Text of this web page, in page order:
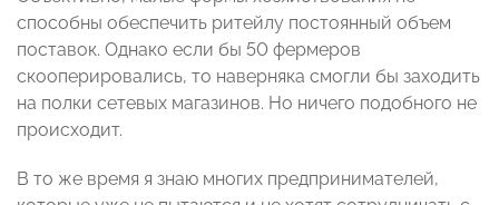
способны обеспечить ритейлу постоянный объем
поставок. Однако если бы 50 фермеров
скооперировались, то наверняка смогли бы заходить
на полки сетевых магазинов. Но ничего подобного не
происходит.
В то же время я знаю многих предпринимателей,